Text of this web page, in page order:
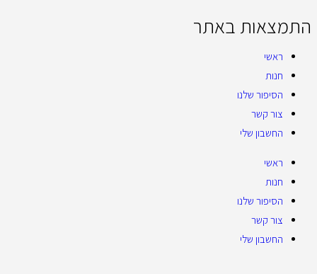
התמצאות באתר
ראשי
חנות
הסיפור שלנו
צור קשר
החשבון שלי
ראשי
חנות
הסיפור שלנו
צור קשר
החשבון שלי